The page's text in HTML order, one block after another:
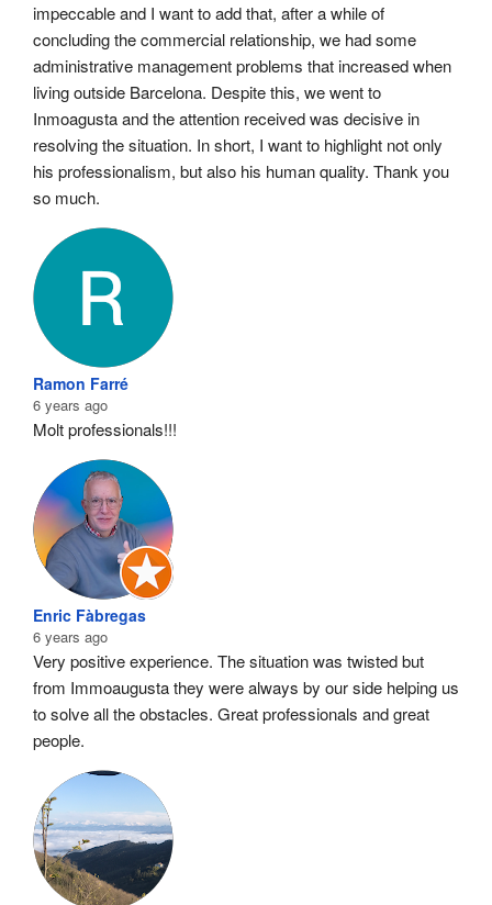
impeccable and I want to add that, after a while of
concluding the commercial relationship, we had some
administrative management problems that increased when
living outside Barcelona. Despite this, we went to
Inmoagusta and the attention received was decisive in
resolving the situation. In short, I want to highlight not only
his professionalism, but also his human quality. Thank you
so much.
Ramon Farré
6 years ago
Molt professionals!!!
Enric Fàbregas
6 years ago
Very positive experience. The situation was twisted but
from Immoaugusta they were always by our side helping us
to solve all the obstacles. Great professionals and great
people.